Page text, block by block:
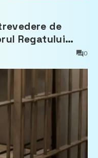
de
Regatului
0